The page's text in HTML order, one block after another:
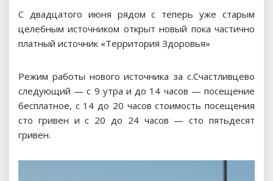
С двадцатого июня рядом с теперь уже старым
целебным источником открыт новый пока частично
платный источник «Территория Здоровья»
Режим работы нового источника за с.Счастливцево
следующий — с 9 утра и до 14 часов — посещение
бесплатное, с 14 до 20 часов стоимость посещения
сто гривен и с 20 до 24 часов — сто пятьдесят
гривен.